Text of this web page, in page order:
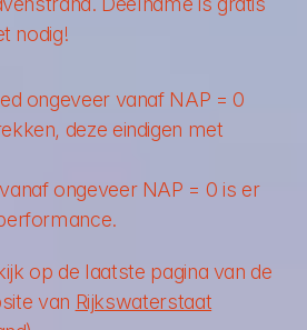
nodig!
ongeveer vanaf NAP = 0
deze eindigen met
ongeveer NAP = 0 is er
op de laatste pagina van de
van Rijkswaterstaat